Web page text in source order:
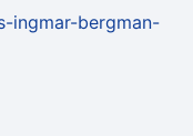
ingmar-bergman-